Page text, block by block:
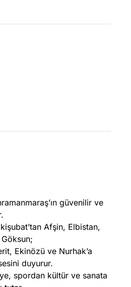
güvenilir ve
Afşin, Elbistan,
Ekinözü ve Nurhak’a
duyurur.
spordan kültür ve sanata